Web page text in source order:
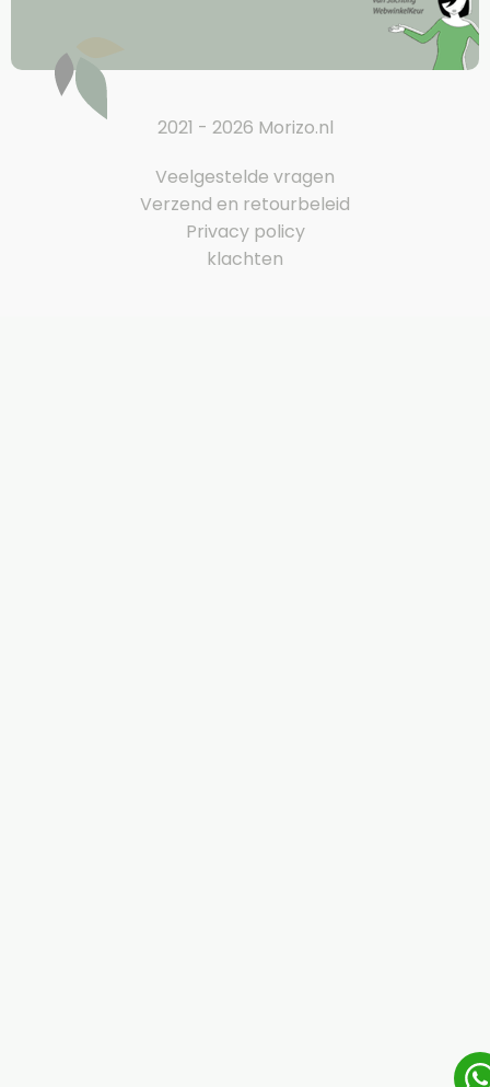
2021 - 2026 Morizo.nl
Veelgestelde vragen
Verzend en retourbeleid
Privacy policy
klachten